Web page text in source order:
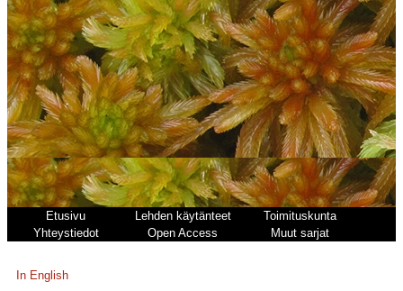
Etusivu Lehden käytänteet
Toimituskunta
Yhteystiedot
Open Access Muut sarjat
In English